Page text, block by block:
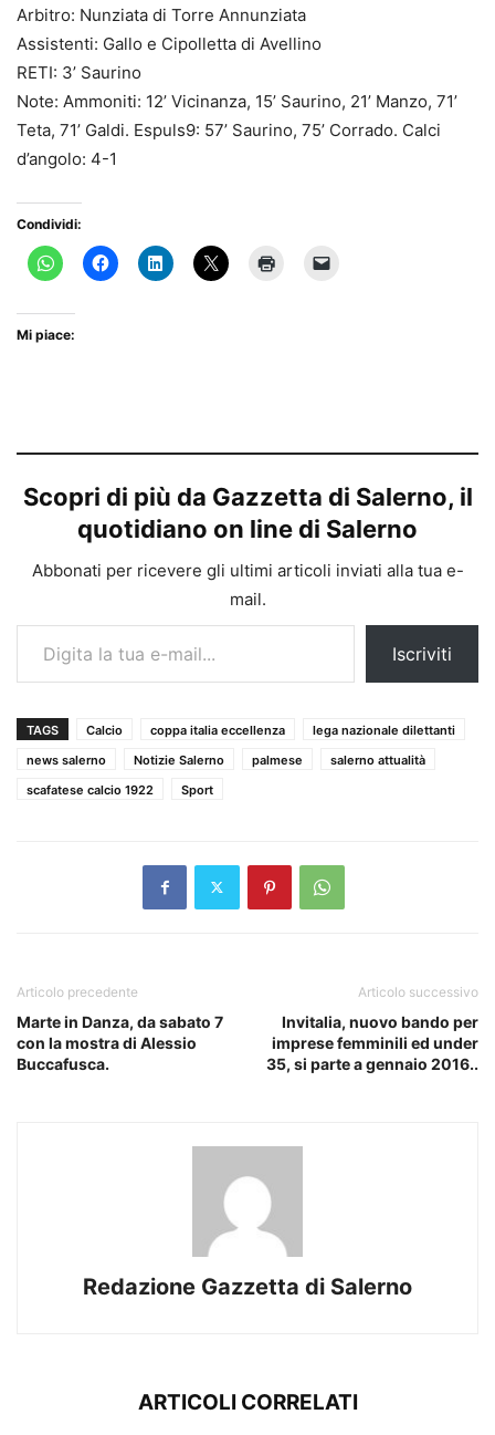
Arbitro: Nunziata di Torre Annunziata
Assistenti: Gallo e Cipolletta di Avellino
RETI: 3’ Saurino
Note: Ammoniti: 12’ Vicinanza, 15’ Saurino, 21’ Manzo, 71’
Teta, 71’ Galdi. Espuls9: 57’ Saurino, 75’ Corrado. Calci
d’angolo: 4-1
Condividi:
Mi piace:
Scopri di più da Gazzetta di Salerno, il
quotidiano on line di Salerno
Abbonati per ricevere gli ultimi articoli inviati alla tua e-
mail.
Digita la tua e-mail...
Iscriviti
TAGS Calcio coppa italia eccellenza
lega nazionale dilettanti
news salerno
Notizie Salerno palmese
salerno attualità
scafatese calcio 1922
Sport
Articolo precedente
Marte in Danza, da sabato 7
con la mostra di Alessio
Buccafusca.
Articolo successivo
Invitalia, nuovo bando per
imprese femminili ed under
35, si parte a gennaio 2016..
Redazione Gazzetta di Salerno
ARTICOLI CORRELATI